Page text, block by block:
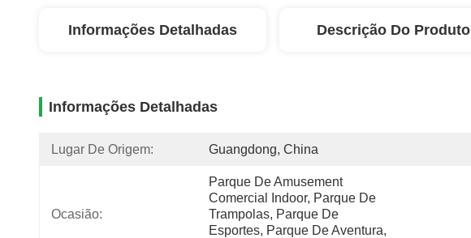
Informações Detalhadas Descrição Do Produto
Informações Detalhadas
Lugar De Origem: Guangdong, China
Ocasião:
Parque De Amusement
Comercial Indoor, Parque De
Trampolas, Parque De
Esportes, Parque De Aventura,